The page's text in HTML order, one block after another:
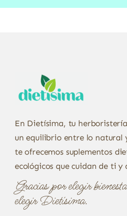
En Dietísima, tu
un equilibrio entre lo natural
te ofrecemos suplementos
ecológicos que cuidan de ti y
Gracias por elegir
elegir Dietísima.